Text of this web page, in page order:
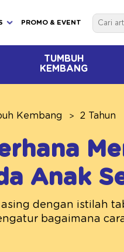
PROMO & EVENT
TUMBUH
KEMBANG
Kembang 2 Tahun
Anak
dengan istilah
bagaimana